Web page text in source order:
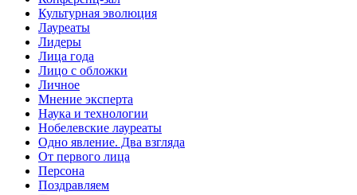
Культурная эволюция
Лауреаты
Лидеры
Лица года
Лицо с обложки
Личное
Мнение эксперта
Наука и технологии
Нобелевские лауреаты
Одно явление. Два взгляда
От первого лица
Персона
Поздравляем